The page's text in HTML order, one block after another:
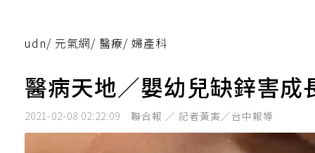
udn/ 元氣網/ 醫療/ 婦產科
醫病天地／嬰幼兒缺鋅害成
2021-02-08 02:22:09 聯合報 ／ 記者黃寅／台中報導